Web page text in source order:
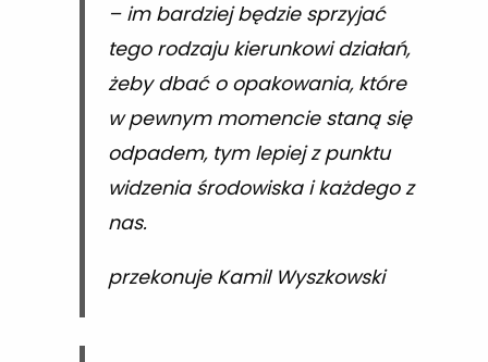
– im bardziej będzie sprzyjać
tego rodzaju kierunkowi działań,
żeby dbać o opakowania, które
w pewnym momencie staną się
odpadem, tym lepiej z punktu
widzenia środowiska i każdego z
nas.
przekonuje Kamil Wyszkowski